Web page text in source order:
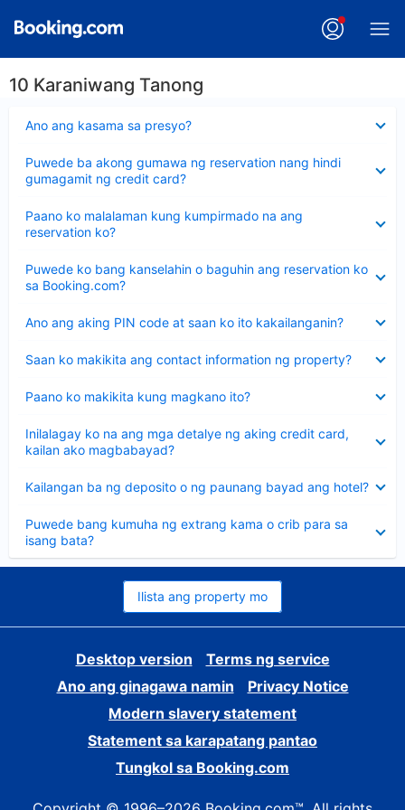
10 Karaniwang Tanong
Ano ang kasama sa presyo?
ang
Puwede ba akong gumawa ng reservation nang hindi
gumagamit ng credit card?
ang
sagot
Paano ko malalaman kung kumpirmado na ang
reservation ko?
ang
sagot
Puwede ko bang kanselahin o baguhin ang reservation ko
sa Booking.com?
ang
sagot
Ano ang aking PIN code at saan ko ito kakailanganin?
ang
Saan ko makikita ang contact information ng property?
ang
Paano ko makikita kung magkano ito?
ang
Inilalagay ko na ang mga detalye ng aking credit card,
kailan ako magbabayad?
ang
sagot
Kailangan ba ng deposito o ng paunang bayad ang hotel?
ang
Puwede bang kumuha ng extrang kama o crib para sa
isang bata?
ang
sagot
Ilista ang property mo
Desktop version
Terms ng service
Ano ang ginagawa namin
Privacy Notice
Modern slavery statement
Statement sa karapatang pantao
Tungkol sa Booking.com